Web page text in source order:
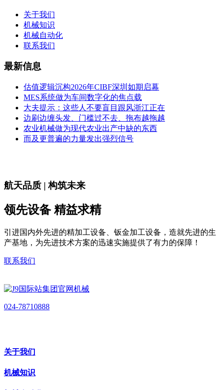
关于我们
机械知识
机械自动化
联系我们
最新信息
估值逻辑沉构2026年CIBF深圳如期启幕
MES系统做为车间数字化的焦点载
大夫提示：这些人不要盲目跟风浙江正在
边刷边缠头发、门槛过不去、拖布越拖越
农业机械做为现代农业出产中缺的东西
而及更普遍的力量发出强烈信号
航天品质 | 构筑未来
领先设备 精益求精
引进国内外先进的精加工设备、钣金加工设备，造就先进的生
产基地，为先进技术方案的迅速实施提供了有力的保障！
联系我们
024-78710888
关于我们
机械知识